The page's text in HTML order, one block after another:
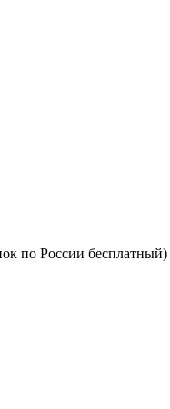
по России бесплатный)